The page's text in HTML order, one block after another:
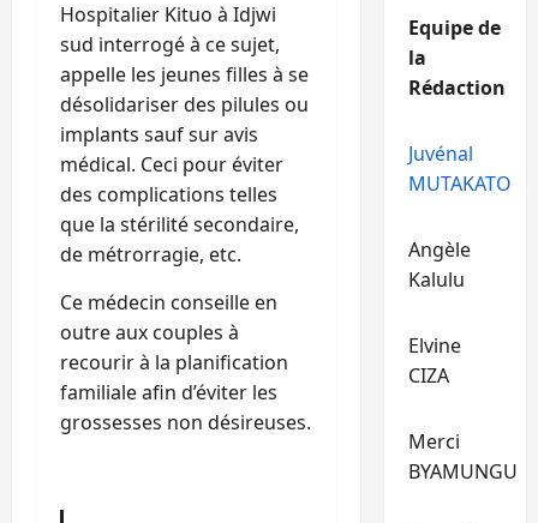
Hospitalier Kituo à Idjwi
sud interrogé à ce sujet,
appelle les jeunes filles à se
désolidariser des pilules ou
implants sauf sur avis
médical. Ceci pour éviter
des complications telles
que la stérilité secondaire,
de métrorragie, etc.
Ce médecin conseille en
outre aux couples à
recourir à la planification
familiale afin d’éviter les
grossesses non désireuses.
Equipe de
la
Rédaction
Juvénal
MUTAKATO
Angèle
Kalulu
Elvine
CIZA
Merci
BYAMUNGU